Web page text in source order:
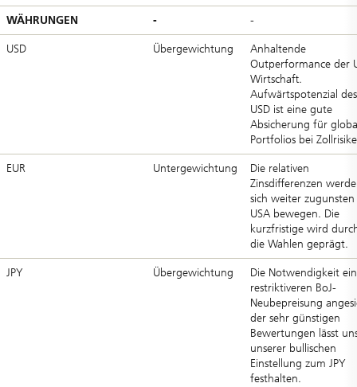
WÄHRUNGEN - -
USD Übergewichtung
Anhaltende
Outperformance der
Wirtschaft.
Aufwärtspotenzial des
USD ist eine gute
Absicherung für
Portfolios bei
EUR Untergewichtung
Die relativen
Zinsdifferenzen
sich weiter
USA bewegen. Die
kurzfristige wird
die Wahlen geprägt.
JPY Übergewichtung
Die Notwendigkeit
restriktiveren BoJ-
Neubepreisung
der sehr günstigen
Bewertungen lässt
unserer bullischen
Einstellung zum JPY
festhalten.